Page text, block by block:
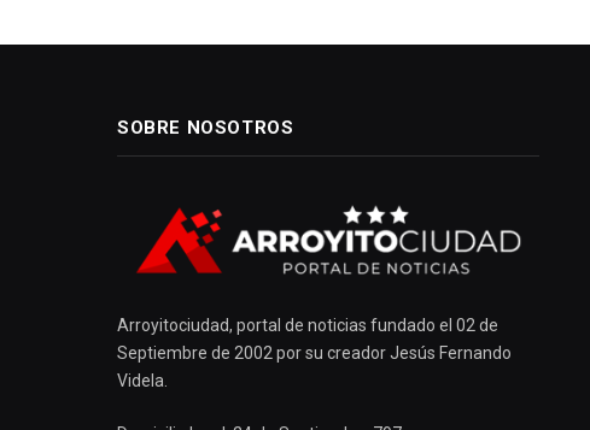
SOBRE NOSOTROS
Arroyitociudad, portal de noticias fundado el 02 de
Septiembre de 2002 por su creador Jesús Fernando
Videla.